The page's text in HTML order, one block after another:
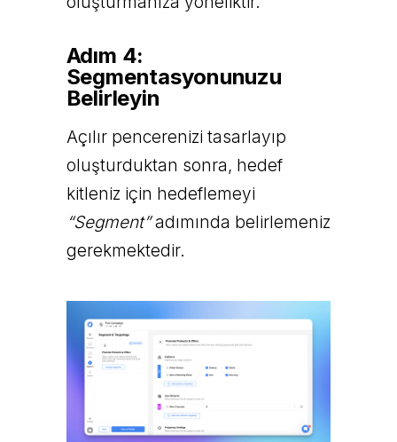
Adım 4:
Segmentasyonunuzu
Belirleyin
Açılır pencerenizi tasarlayıp
oluşturduktan sonra, hedef
kitleniz için hedeflemeyi
“Segment”adımında belirlemeniz
gerekmektedir.